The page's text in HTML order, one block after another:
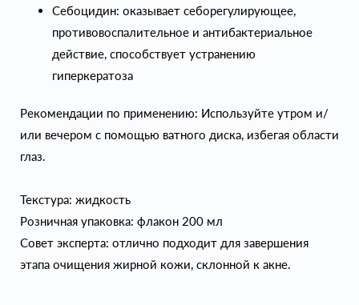
Себоцидин: оказывает себорегулирующее,
противовоспалительное и антибактериальное
действие, способствует устранению
гиперкератоза
Рекомендации по применению: Используйте утром и/
или вечером с помощью ватного диска, избегая области
глаз.
Текстура: жидкость
Розничная упаковка: флакон 200 мл
Совет эксперта: отлично подходит для завершения
этапа очищения жирной кожи, склонной к акне.